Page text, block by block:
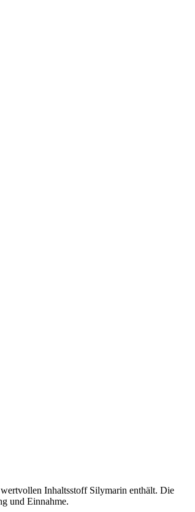
Inhaltsstoff Silymarin enthält. Die
und Einnahme.